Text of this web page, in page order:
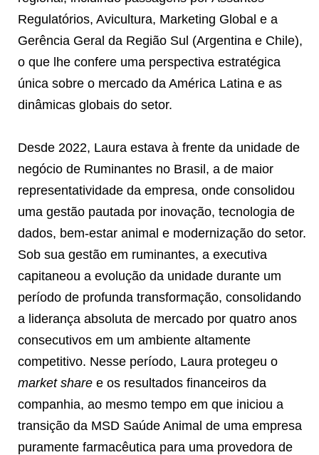
Regulatórios, Avicultura, Marketing Global e a
Gerência Geral da Região Sul (Argentina e Chile),
o que lhe confere uma perspectiva estratégica
única sobre o mercado da América Latina e as
dinâmicas globais do setor.
Desde 2022, Laura estava à frente da unidade de
negócio de Ruminantes no Brasil, a de maior
representatividade da empresa, onde consolidou
uma gestão pautada por inovação, tecnologia de
dados, bem-estar animal e modernização do setor.
Sob sua gestão em ruminantes, a executiva
capitaneou a evolução da unidade durante um
período de profunda transformação, consolidando
a liderança absoluta de mercado por quatro anos
consecutivos em um ambiente altamente
competitivo. Nesse período, Laura protegeu o
market share e os resultados financeiros da
companhia, ao mesmo tempo em que iniciou a
transição da MSD Saúde Animal de uma empresa
puramente farmacêutica para uma provedora de